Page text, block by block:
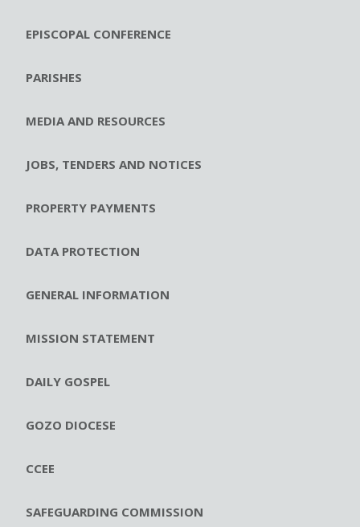
EPISCOPAL CONFERENCE
PARISHES
MEDIA AND RESOURCES
JOBS, TENDERS AND NOTICES
PROPERTY PAYMENTS
DATA PROTECTION
GENERAL INFORMATION
MISSION STATEMENT
DAILY GOSPEL
GOZO DIOCESE
CCEE
SAFEGUARDING COMMISSION